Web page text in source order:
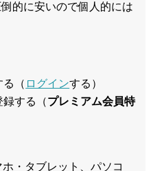
的に安いので個人的には
る（ ログインする）
録する（プレミアム会員特
ホ・タブレット、パソコ